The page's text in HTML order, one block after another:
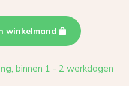
winkelmand
, binnen 1 - 2 werkdagen